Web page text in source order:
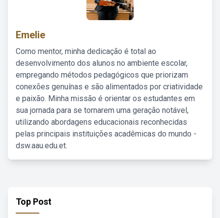
Emelie
Como mentor, minha dedicação é total ao
desenvolvimento dos alunos no ambiente escolar,
empregando métodos pedagógicos que priorizam
conexões genuínas e são alimentados por criatividade
e paixão. Minha missão é orientar os estudantes em
sua jornada para se tornarem uma geração notável,
utilizando abordagens educacionais reconhecidas
pelas principais instituições acadêmicas do mundo -
dsw.aau.edu.et.
Top Post